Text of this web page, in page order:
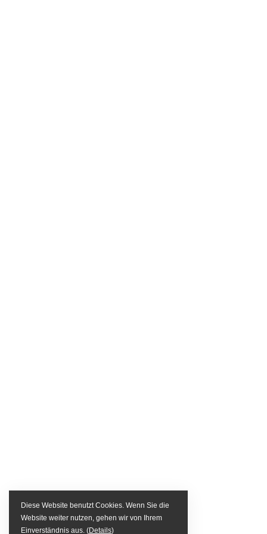
Diese Website benutzt Cookies. Wenn Sie die
Website weiter nutzen, gehen wir von Ihrem
Einverständnis aus. (Details)